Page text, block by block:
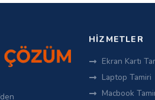
HIZMETLER
Ekran Kartı
Laptop Tamiri
Macbook